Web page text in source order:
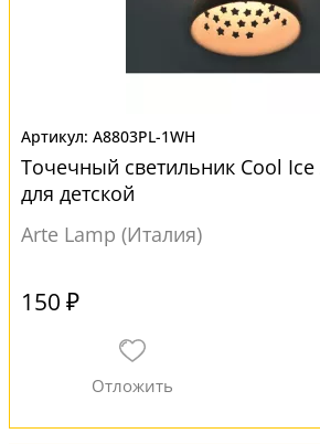
A8803PL-1WH
Точечный светильник Cool Ice
для детской
Arte Lamp (Италия)
150 ₽